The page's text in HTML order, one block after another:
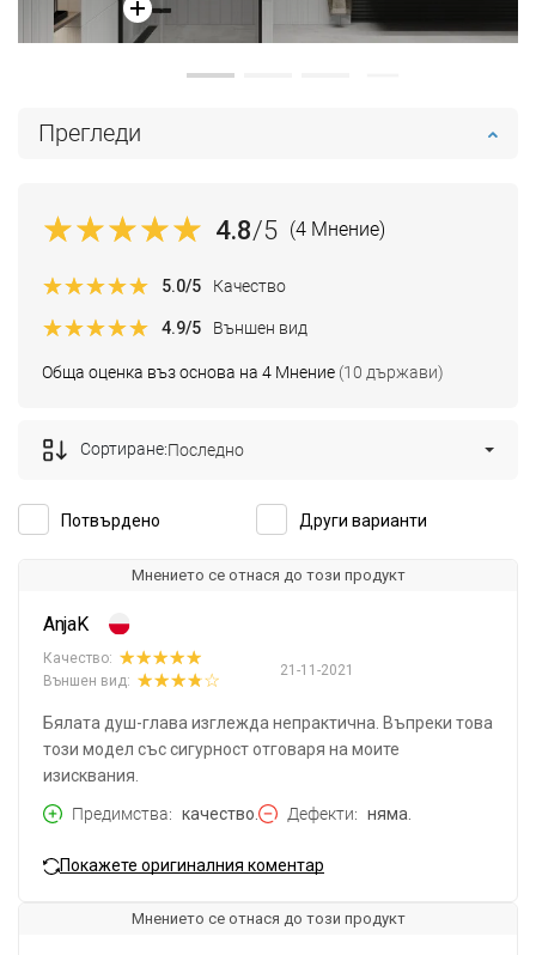
Прегледи
4.8/5 (4 Мнение)
Обща оценка въз основа на 4 Мнение (10 държави)
5.0/5 Качество
4.9/5 Външен вид
Потвърдено Други варианти
Сортиране:Последно
Мнението се отнася до този продукт
AnjaK
21-11-2021
Качество:
Външен вид:
Бялата душ-глава изглежда непрактична. Въпреки това
този модел със сигурност отговаря на моите
изисквания.
Предимства
качество. Дефекти няма.
Покажете оригиналния коментар
Мнението се отнася до този продукт